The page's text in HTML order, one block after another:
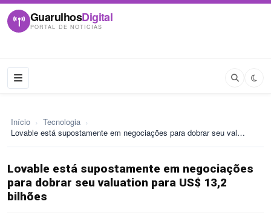
GuarulhosDigital
PORTAL DE NOTICIAS
Início › Tecnologia ›
Lovable está supostamente em negociações para dobrar seu val…
Lovable está supostamente em negociações
para dobrar seu valuation para US$ 13,2
bilhões